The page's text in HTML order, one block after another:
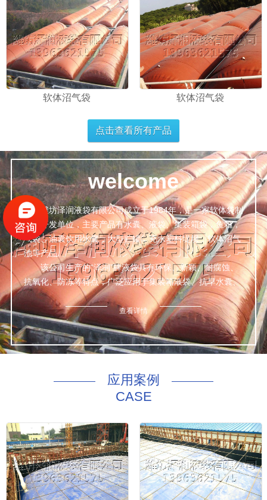
软体沼气袋 软体沼气袋
点击查看所有产品
welcome
潍坊泽润液袋有限公司成立于1984年，是一家软体袋制
造，开发单位，主要产品有水囊、液袋、集装箱袋，鱼箱，
气袋、油囊饮用水囊，大型贮罐，充水塑料堤坝，软体沼气
池等产品。
该公司生产的“泽润”牌液袋具有环保、新颖、耐腐蚀、
抗氧化、防冻等特点，广泛应用于集装箱液袋、抗旱水囊、
鱼箱、桥墩预压等数种液体的包装与运输，经众检验，产品
达标。
公司本着诚信为本、质量优良、服务完善的理念，为世
界五大洲四大洋的新老客户上门量身定做一切适合于该公司
非危液体的优质合格产品。
查看详情
应用案例
CASE